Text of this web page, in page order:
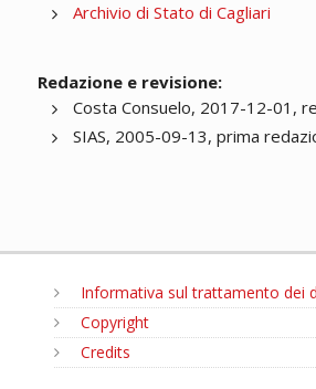
Archivio di Stato di Cagliari
Redazione e revisione:
Costa Consuelo, 2017-12-01,
SIAS, 2005-09-13, prima
Informativa sul trattamento dei
Copyright
Credits